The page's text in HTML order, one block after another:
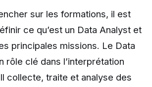
sur les formations, il est
ce qu’est un Data Analyst et
principales missions. Le Data
rôle clé dans l’interprétation
collecte, traite et analyse des